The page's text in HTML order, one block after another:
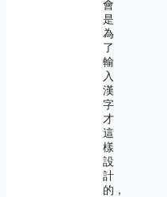
會
是
為
了
輸
入
漢
字
才
這
樣
設
計
的，